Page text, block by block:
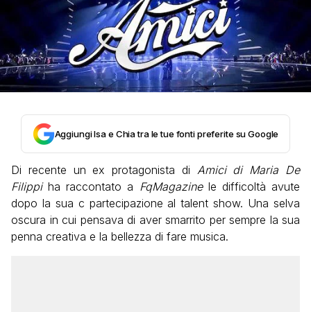
Aggiungi Isa e Chia tra le tue fonti preferite su Google
Di recente un ex protagonista di Amici di Maria De
Filippiha raccontato a FqMagazinele difficoltà avute
dopo la sua c partecipazione al talent show. Una selva
oscura in cui pensava di aver smarrito per sempre la sua
penna creativa e la bellezza di fare musica.